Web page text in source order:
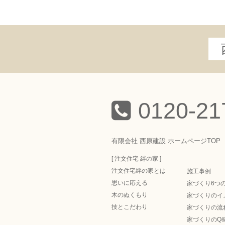
0120-
有限会社 西原建設 ホームページTOP
[ 注文住宅 絆の家 ]
注文住宅絆の家とは
思いに応える
木のぬくもり
技とこだわり
施工事例
家づくり6つ
家づくりのイ
家づくりの流
家づくりの